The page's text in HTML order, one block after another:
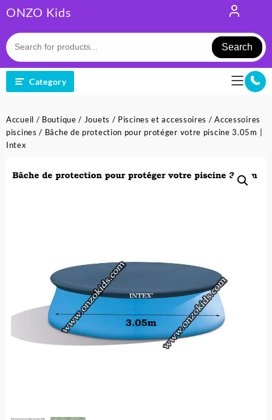
to
content
ONZO Kids
Search
Category
Accueil / Boutique / Jouets / Piscines et accessoires /Accessoires
piscines / Bâche de protection pour protéger votre piscine 3.05m |
Intex